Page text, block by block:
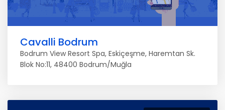
Cavalli Bodrum
Bodrum View Resort Spa, Eskiçeşme, Haremtan Sk.
Blok No:11, 48400 Bodrum/Muğla